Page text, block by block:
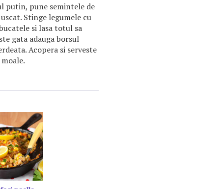
putin, pune semintele de
Stinge legumele cu
si lasa totul sa
gata adauga borsul
Acopera si serveste